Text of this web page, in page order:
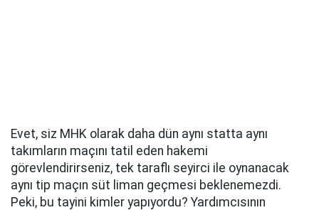
Evet, siz MHK olarak daha dün aynı statta aynı
takımların maçını tatil eden hakemi
görevlendirirseniz, tek taraflı seyirci ile oynanacak
aynı tip maçın süt liman geçmesi beklenemezdi.
Peki, bu tayini kimler yapıyordu? Yardımcısının